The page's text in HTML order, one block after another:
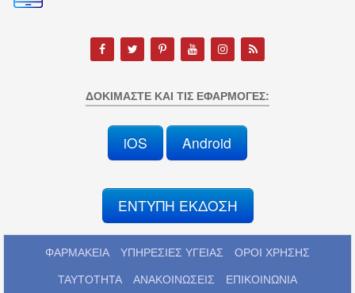
ΔΟΚΙΜΆΣΤΕ ΚΑΙ ΤΙΣ ΕΦΑΡΜΟΓΈΣ:
iOS Android
ΕΝΤΥΠΗ ΕΚΔΟΣΗ
ΦΑΡΜΑΚΕΙΑ ΥΠΗΡΕΣΙΕΣ ΥΓΕΙΑΣ ΟΡΟΙ ΧΡΗΣΗΣ
ΤΑΥΤΟΤΗΤΑ ΑΝΑΚΟΙΝΩΣΕΙΣ ΕΠΙΚΟΙΝΩΝΙΑ